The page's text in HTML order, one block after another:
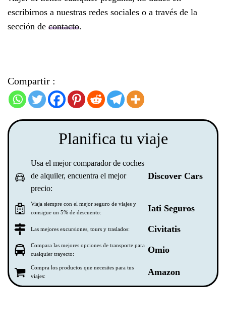
escribirnos a nuestras redes sociales o a través de la
sección de contacto.
Compartir :
Planifica tu viaje
Usa el mejor comparador de coches
de alquiler, encuentra el mejor
precio:
Discover Cars
Viaja siempre con el mejor seguro de viajes y
consigue un 5% de descuento:
Iati Seguros
Las mejores excursiones, tours y traslados: Civitatis
Compara las mejores opciones de transporte para
cualquier trayecto:
Omio
Compra los productos que necesites para tus
viajes:
Amazon